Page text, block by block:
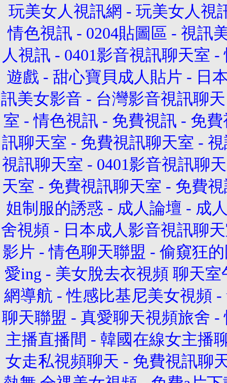
玩美女人視訊網 - 玩美女人視
情色視訊 - 0204貼圖區 - 視訊
人視訊 - 0401影音視訊聊天室 -
遊戲 - 甜心寶貝成人貼片 - 日
訊美女影音 - 台灣影音視訊聊天
室 -情色視訊 - 免費視訊 - 免
訊聊天室 - 免費視訊聊天室 -
視訊聊天室 - 0401影音視訊聊
天室 - 免費視訊聊天室 - 免費
姐制服的誘惑 - 成人論壇 - 成
舍視頻 - 日本成人影音視訊聊
影片 -情色聊天聯盟 - 偷窺狂
愛ing - 美女脫去衣視頻 聊天室
網導航 -性感比基尼美女視頻 -
聊天聯盟 - 真愛聊天視頻旅舍 -
主播直播間 - 韓國在線女主播
女走私視頻聊天 - 免費視訊聊